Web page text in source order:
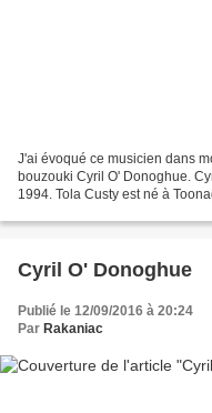
J'ai évoqué ce musicien dans
bouzouki Cyril O' Donoghue.
1994. Tola Custy est né à
Cyril O' Donoghue
Publié le 12/09/2016 à 20:24
Par Rakaniac